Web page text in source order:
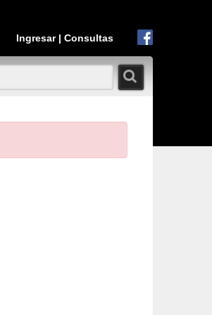
Ingresar| Consultas